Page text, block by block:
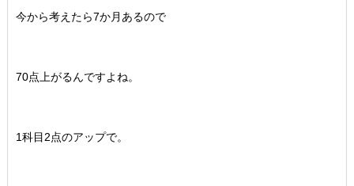
今から考えたら7か月あるので
70点上がるんですよね。
1科目2点のアップで。